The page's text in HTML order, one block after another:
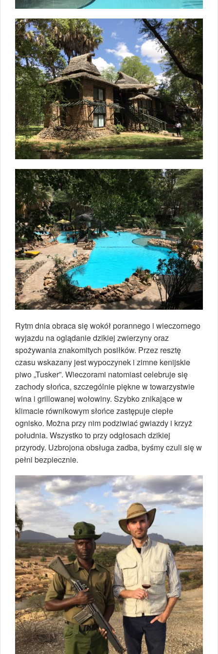
Rytm dnia obraca się wokół porannego i wieczornego
wyjazdu na oglądanie dzikiej zwierzyny oraz
spożywania znakomitych posiłków. Przez resztę
czasu wskazany jest wypoczynek i zimne kenijskie
piwo „Tusker”. Wieczorami natomiast celebruje się
zachody słońca, szczególnie piękne w towarzystwie
wina i grillowanej wołowiny. Szybko znikające w
klimacie równikowym słońce zastępuje ciepłe
ognisko. Można przy nim podziwiać gwiazdy i krzyż
południa. Wszystko to przy odgłosach dzikiej
przyrody. Uzbrojona obsługa zadba, byśmy czuli się w
pełni bezpiecznie.